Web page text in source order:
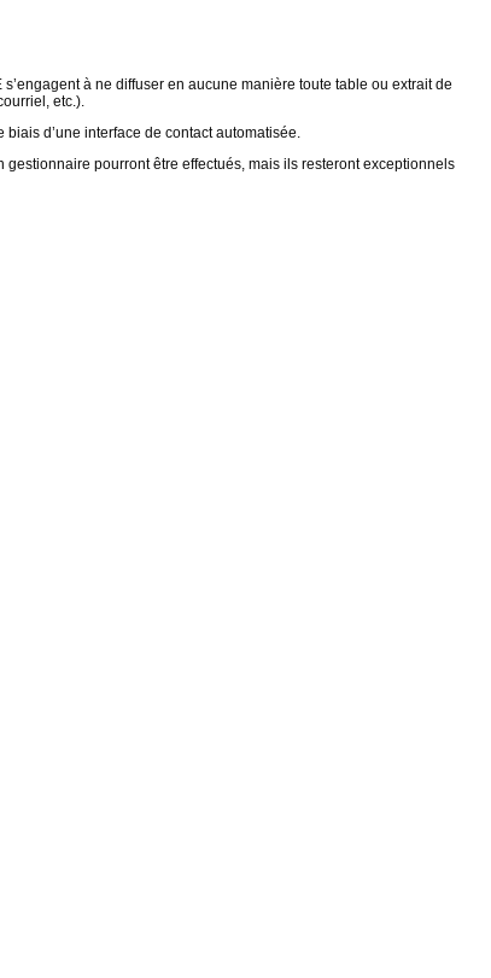
à ne diffuser en aucune manière toute table ou extrait de
etc.).
d’une interface de contact automatisée.
pourront être effectués, mais ils resteront exceptionnels